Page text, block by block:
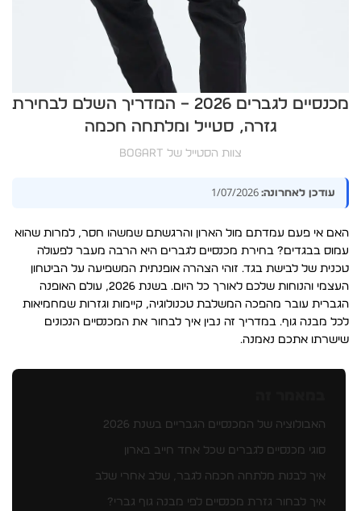
מכנסיים לגברים 2026 – המדריך השלם לבחירת
גזרה, סטייל ומלתחה חכמה
צוות הסטייל של BOGART
עודכן לאחרונה:
האם אי פעם עמדתם מול הארון והרגשתם שמשהו חסר, למרות שהוא
עמוס בבגדים? בחירת מכנסיים לגברים היא הרבה מעבר לפעולה
טכנית של לבישת בגד. זוהי הצהרה אופנתית המשפיעה על הביטחון
העצמי והנוחות שלכם לאורך כל היום. בשנת 2026, עולם האופנה
הגברית עובר מהפכה המשלבת טכנולוגיה, קיימות וגזרות שמחמיאות
לכל מבנה גוף. במדריך זה נבין איך לבחור את המכנסיים הנכונים
שישרתו אתכם נאמנה.
האבולוציה של המכנסיים הגבריים בשנת 2026
סוגי מכנסיים לגברים שכל אחד חייב בארון
איך לבנות מלתחה חכמה לגבר, שלב אחרי שלב
איך לבחור גזרת מכנסיים לפי מבנה גוף גברי?